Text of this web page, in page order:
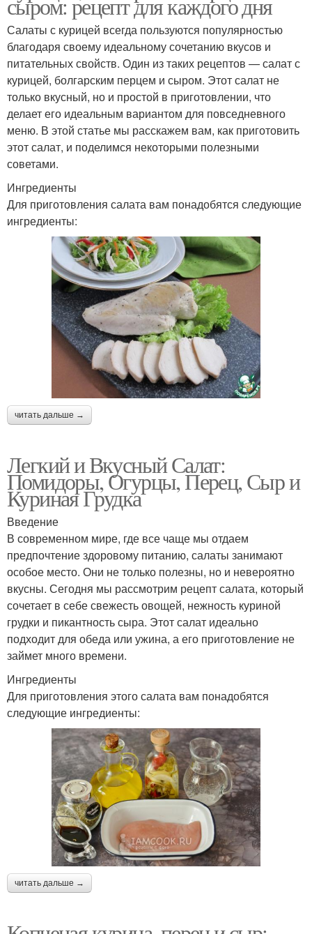
Салаты с курицей всегда пользуются популярностью
благодаря своему идеальному сочетанию вкусов и
питательных свойств. Один из таких рецептов — салат с
курицей, болгарским перцем и сыром. Этот салат не
только вкусный, но и простой в приготовлении, что
делает его идеальным вариантом для повседневного
меню. В этой статье мы расскажем вам, как приготовить
этот салат, и поделимся некоторыми полезными
советами.
Ингредиенты
Для приготовления салата вам понадобятся следующие
ингредиенты:
читать дальше →
Легкий и Вкусный Салат:
Помидоры, Огурцы, Перец, Сыр и
Куриная Грудка
Введение
В современном мире, где все чаще мы отдаем
предпочтение здоровому питанию, салаты занимают
особое место. Они не только полезны, но и невероятно
вкусны. Сегодня мы рассмотрим рецепт салата, который
сочетает в себе свежесть овощей, нежность куриной
грудки и пикантность сыра. Этот салат идеально
подходит для обеда или ужина, а его приготовление не
займет много времени.
Ингредиенты
Для приготовления этого салата вам понадобятся
следующие ингредиенты:
читать дальше →